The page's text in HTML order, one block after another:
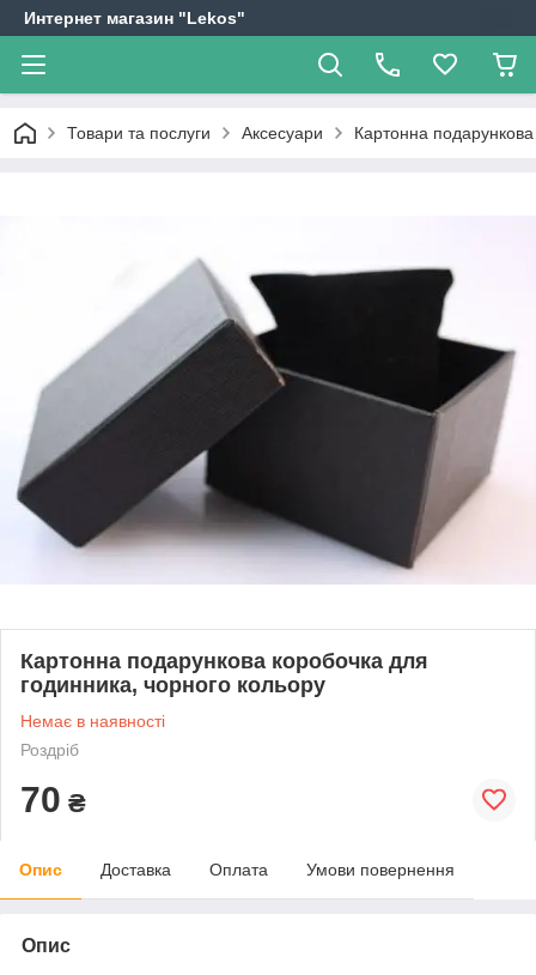
Интернет магазин "Lekos"
Товари та послуги Аксесуари Картонна
Картонна подарункова коробочка для
годинника, чорного кольору
Немає в наявності
Роздріб
70 ₴
Опис Доставка Оплата Умови повернення
Опис